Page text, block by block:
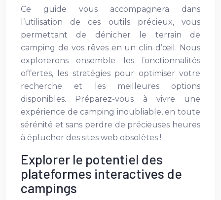
Ce guide vous accompagnera dans
l’utilisation de ces outils précieux, vous
permettant de dénicher le terrain de
camping de vos rêves en un clin d’œil. Nous
explorerons ensemble les fonctionnalités
offertes, les stratégies pour optimiser votre
recherche et les meilleures options
disponibles. Préparez-vous à vivre une
expérience de camping inoubliable, en toute
sérénité et sans perdre de précieuses heures
à éplucher des sites web obsolètes !
Explorer le potentiel des
plateformes interactives de
campings